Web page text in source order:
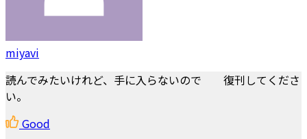
miyavi
読んでみたいけれど、手に入らないので 復刊してくださ
い。
Good